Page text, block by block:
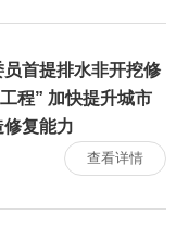
首提排水非开挖修
程” 加快提升城市
复能力
查看详情